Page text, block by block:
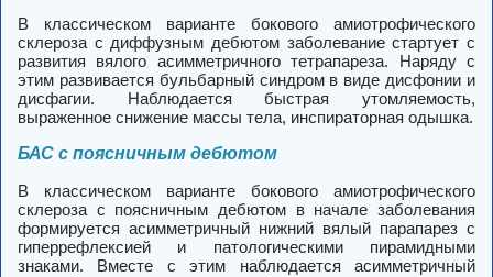
В классическом варианте бокового амиотрофического
склероза с диффузным дебютом заболевание стартует с
развития вялого асимметричного тетрапареза. Наряду с
этим развивается бульбарный синдром в виде дисфонии и
дисфагии. Наблюдается быстрая утомляемость,
выраженное снижение массы тела, инспираторная одышка.
БАС с поясничным дебютом
В классическом варианте бокового амиотрофического
склероза с поясничным дебютом в начале заболевания
формируется асимметричный нижний вялый парапарез с
гиперрефлексией и патологическими пирамидными
знаками. Вместе с этим наблюдается асимметричный